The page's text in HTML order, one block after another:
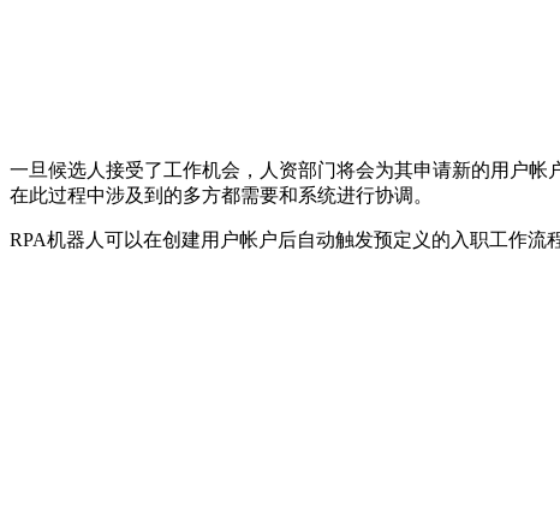
一旦候选人接受了工作机会，人资部门将会为其申请新的用户
在此过程中涉及到的多方都需要和系统进行协调。
RPA机器人可以在创建用户帐户后自动触发预定义的入职工作流